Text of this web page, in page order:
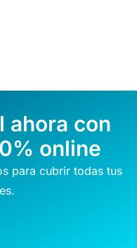
ahora con
online
para cubrir todas tus